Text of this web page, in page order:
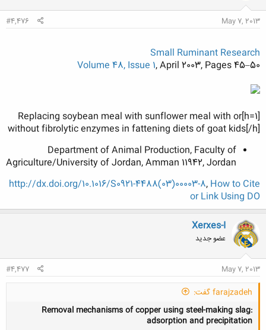
May 7, 2013
#4,476
Small Ruminant Research
Volume 48, Issue 1, April 2003, Pages 45–50
[h=1]Replacing soybean meal with sunflower meal with or
without fibrolytic enzymes in fattening diets of goat kids[/h]
Department of Animal Production, Faculty of
Agriculture/University of Jordan, Amman 11942, Jordan
http://dx.doi.org/10.1016/S0921-4488(03)00003-8, How to Cite
or Link Using DO
Xerxes-I
عضو جدید
May 7, 2013
#4,477
farajzadeh گفت:
Removal mechanisms of copper using steel-making slag:
adsorption and precipitation